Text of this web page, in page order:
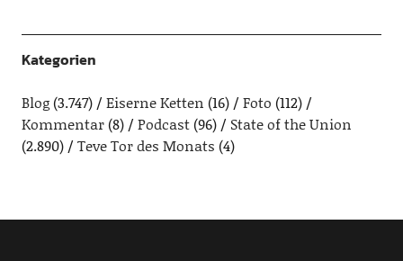
Kategorien
Blog(3.747) Eiserne Ketten (16) Foto (112)
Kommentar(8) Podcast(96)
State of the Union
(2.890)
Teve Tor des Monats (4)